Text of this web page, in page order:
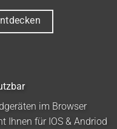
im Browser
Ihnen für IOS & Andriod